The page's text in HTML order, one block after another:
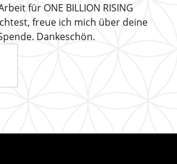
für ONE BILLION RISING
freue ich mich über deine
Dankeschön.